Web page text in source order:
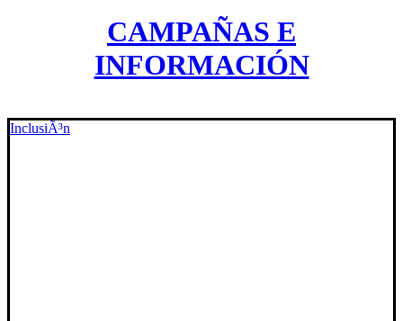
CAMPAÑAS E
INFORMACIÓN
InclusiÃ³n